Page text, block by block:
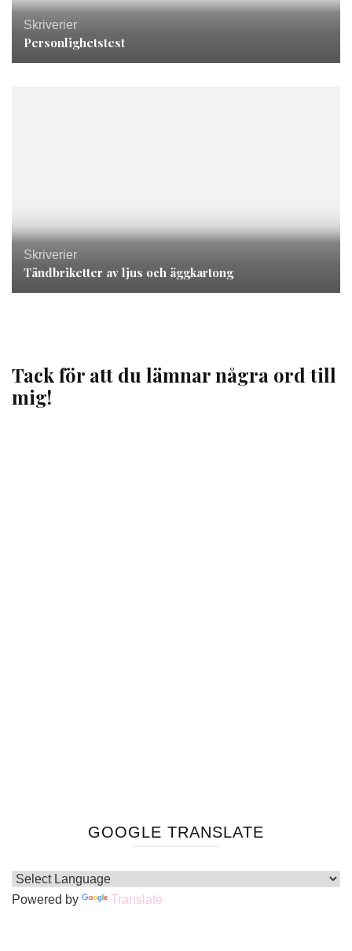
Skriverier
Personlighetstest
Skriverier
Tändbriketter av ljus och äggkartong
Tack för att du lämnar några ord till
mig!
GOOGLE TRANSLATE
Powered by Translate